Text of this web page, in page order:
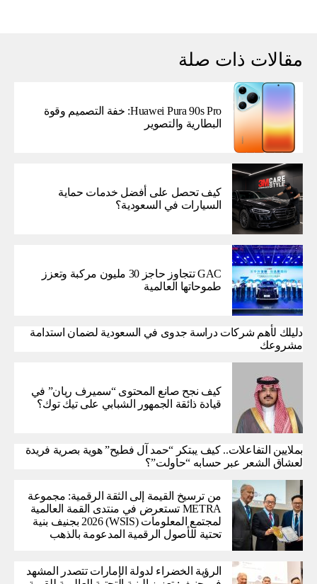
مقالات ذات صلة
Huawei Pura 90s Pro: خفة التصميم وقوة
البطارية والتصوير
كيف تحصل على أفضل خدمات حماية
السيارات في السعودية؟
GAC تتجاوز حاجز 30 مليون مركبة وتعزز
طموحاتها العالمية
دليلك لأهم شركات دراسة جدوى في السعودية لضمان استدامة
مشروعك
كيف نجح صانع المحتوى “سميرف ريان” في
قيادة ذائقة الجمهور الشبابي على تيك توك؟
بملايين التفاعلات.. كيف يبتكر “حمد آل فطيح” هوية بصرية فريدة
لعشاق الشعر عبر حسابه “حاولت”؟
من ترسيخ القيمة إلى الثقة الرقمية: مجموعة
METRA تستعرض في منتدى القمة العالمية
لمجتمع المعلومات (WSIS) 2026 بجنيف بنية
تحتية للأصول الرقمية المدعومة بالذهب
الرؤية الخضراء لدولة الإمارات تتصدر المشهد